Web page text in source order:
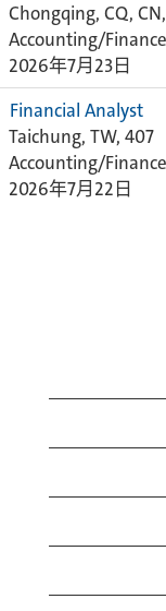
Chongqing, CQ,
Accounting/
2026年7月23日
Financial Analyst
Taichung, TW, 407
Accounting/
2026年7月22日